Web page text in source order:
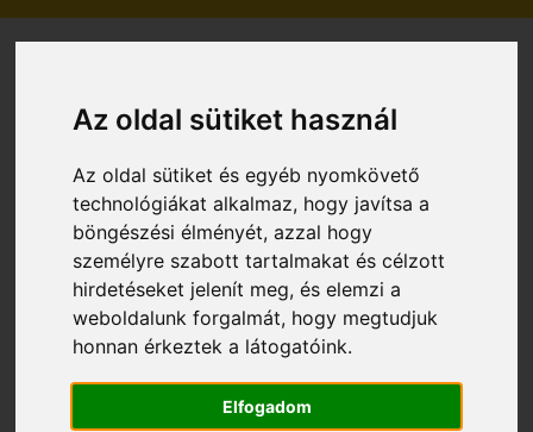
Az oldal sütiket használ
Az oldal sütiket és egyéb nyomkövető
technológiákat alkalmaz, hogy javítsa a
böngészési élményét, azzal hogy
személyre szabott tartalmakat és célzott
hirdetéseket jelenít meg, és elemzi a
weboldalunk forgalmát, hogy megtudjuk
honnan érkeztek a látogatóink.
Elfogadom
Kímélő gyakorlatok az ízületi
merevség enyhítésére
felmentést a testmozgás alól. Sőt, a
rendszeres edzés hozzájárulhat a panaszok